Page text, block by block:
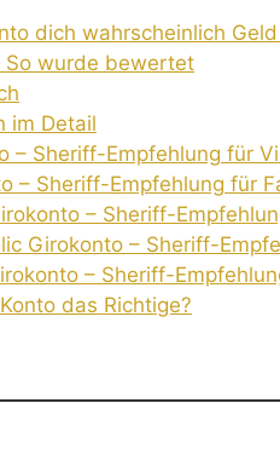
dich wahrscheinlich
So wurde bewertet
im Detail
– Sheriff-Empfehlung für
– Sheriff-Empfehlung für
– Sheriff-
Girokonto – Sheriff-
– Sheriff-
das Richtige?